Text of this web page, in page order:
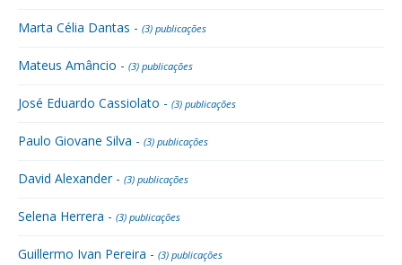
Marta Célia Dantas - (3) publicações
Mateus Amâncio - (3) publicações
José Eduardo Cassiolato - (3) publicações
Paulo Giovane Silva - (3) publicações
David Alexander - (3) publicações
Selena Herrera - (3) publicações
Guillermo Ivan Pereira - (3) publicações